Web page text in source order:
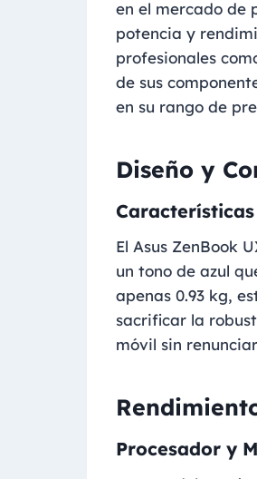
en el mercado de
potencia y
profesionales
de sus
en su rango de
Diseño y
El Asus ZenBook
un tono de azul
apenas 0.93 kg,
sacrificar la
móvil sin
Procesador y